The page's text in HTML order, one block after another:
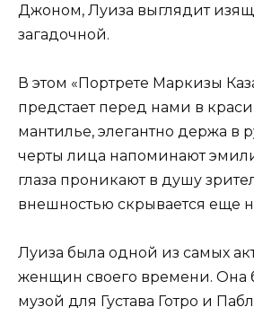
Джоном, Луиза выглядит
загадочной.
В этом «Портрете Маркизы
предстает перед нами в
мантилье, элегантно держа в
черты лица напоминают
глаза проникают в душу
внешностью скрывается еще
Луиза была одной из самых
женщин своего времени. Она
музой для Густава Готро и